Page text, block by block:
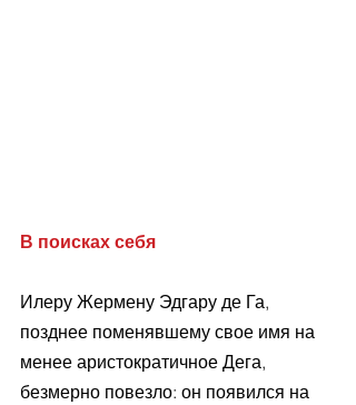
В поисках себя
Илеру Жермену Эдгару де Га,
позднее поменявшему свое имя на
менее аристократичное Дега,
безмерно повезло: он появился на